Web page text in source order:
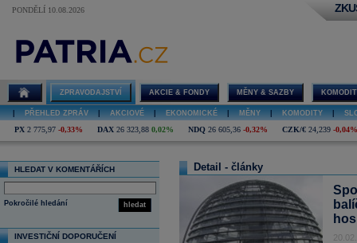
PONDĚLÍ 10.08.2026
ZPRAVODAJSTVÍ AKCIE & FONDY MĚNY & SAZBY
PŘEHLED ZPRÁV AKCIOVÉ EKONOMICKÉ MĚNY KOMODITY
PX 2 775,97 -0,33% DAX 26 323,88 0,02% NDQ 26 605,36 -0,32% CZK/€ 24,239 -0,04%
HLEDAT V KOMENTÁŘÍCH
hledat
Pokročilé hledání
INVESTIČNÍ DOPORUČENÍ
Detail - články